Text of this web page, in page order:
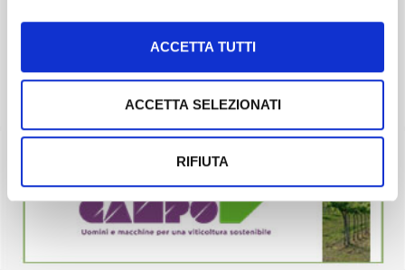
ACCETTA TUTTI
ACCETTA SELEZIONATI
RIFIUTA